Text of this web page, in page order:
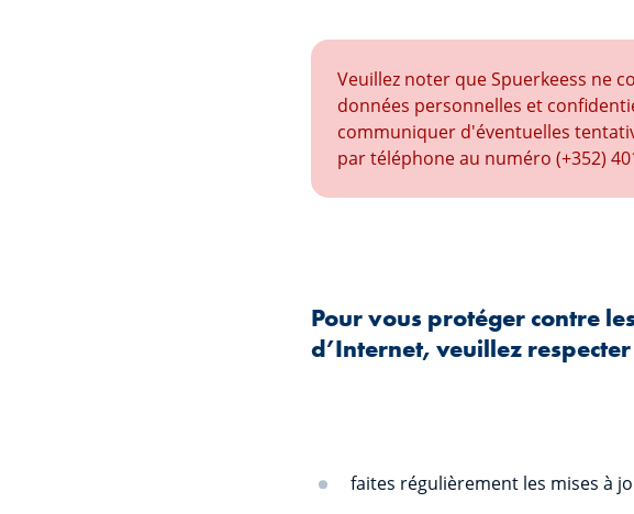
Veuillez noter que Spuerkeess ne
données personnelles et
communiquer d'éventuelles
par téléphone au numéro (+352)
Pour vous protéger contre
d’Internet, veuillez
faites régulièrement les mises à